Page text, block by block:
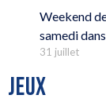
Weekend
samedi
31 juillet
JEUX